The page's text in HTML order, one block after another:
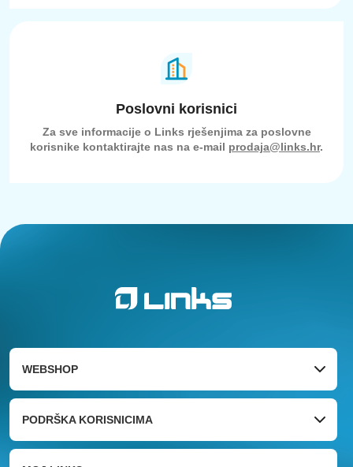
Poslovni korisnici
Za sve informacije o Links rješenjima za poslovne
korisnike kontaktirajte nas na e-mail prodaja@links.hr.
WEBSHOP
PODRŠKA KORISNICIMA